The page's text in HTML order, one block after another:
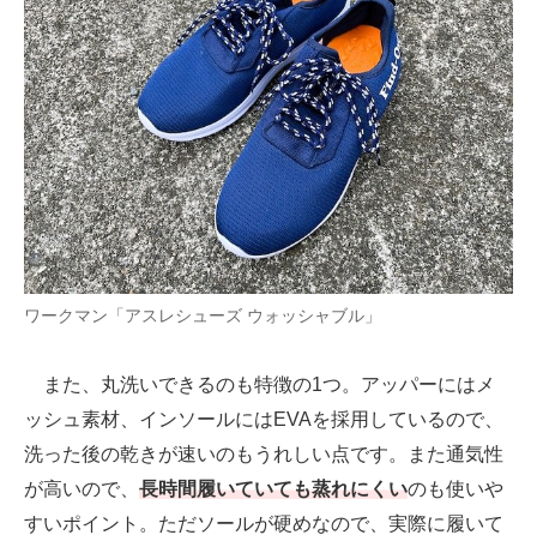
ワークマン「アスレシューズ ウォッシャブル」
また、丸洗いできるのも特徴の1つ。アッパーにはメ
ッシュ素材、インソールにはEVAを採用しているので、
洗った後の乾きが速いのもうれしい点です。また通気性
が高いので、 長時間履いていても蒸れにくいのも使いや
すいポイント。ただソールが硬めなので、実際に履いて